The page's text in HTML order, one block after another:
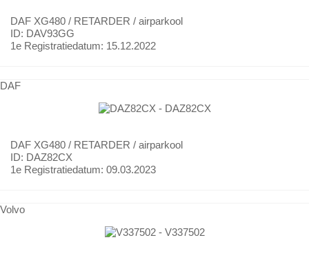
DAF XG480 / RETARDER / airparkool
ID: DAV93GG
1e Registratiedatum: 15.12.2022
DAF
DAF XG480 / RETARDER / airparkool
ID: DAZ82CX
1e Registratiedatum: 09.03.2023
Volvo